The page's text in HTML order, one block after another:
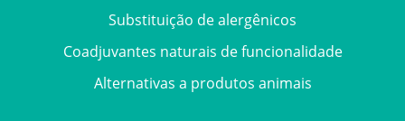
Substituição de alergênicos
Coadjuvantes naturais de funcionalidade
Alternativas a produtos animais